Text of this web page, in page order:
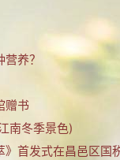
养？
赠书
南冬季景色)
》首发式在昌邑区国